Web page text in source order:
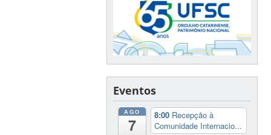
Eventos
AGO
7
8:00 Recepção à
Comunidade Internacio...